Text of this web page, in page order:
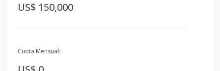
US$ 150,000
Cuota Mensual: